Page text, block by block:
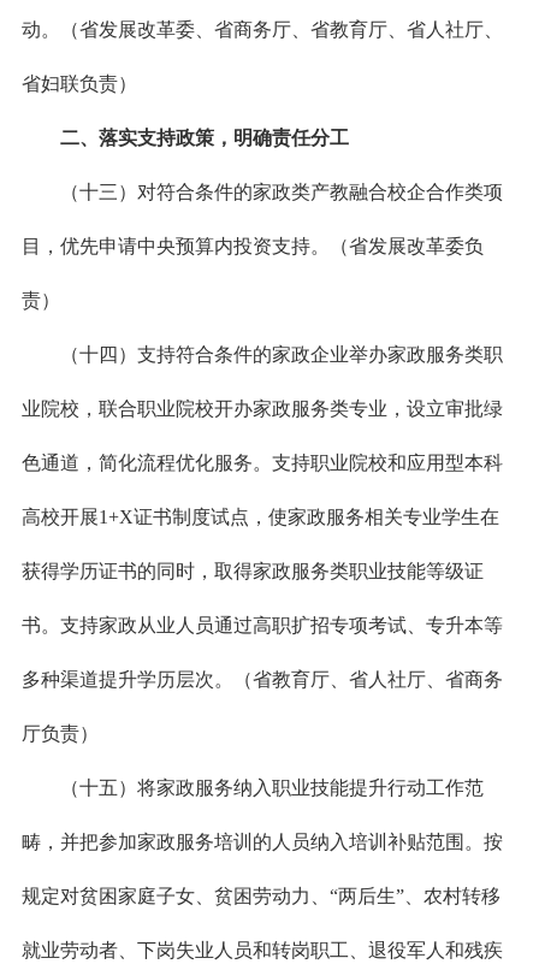
动。（省发展改革委、省商务厅、省教育厅、省人社厅、
省妇联负责）
二、落实支持政策，明确责任分工
（十三）对符合条件的家政类产教融合校企合作类项
目，优先申请中央预算内投资支持。（省发展改革委负
责）
（十四）支持符合条件的家政企业举办家政服务类职
业院校，联合职业院校开办家政服务类专业，设立审批绿
色通道，简化流程优化服务。支持职业院校和应用型本科
高校开展1+X证书制度试点，使家政服务相关专业学生在
获得学历证书的同时，取得家政服务类职业技能等级证
书。支持家政从业人员通过高职扩招专项考试、专升本等
多种渠道提升学历层次。（省教育厅、省人社厅、省商务
厅负责）
（十五）将家政服务纳入职业技能提升行动工作范
畴，并把参加家政服务培训的人员纳入培训补贴范围。按
规定对贫困家庭子女、贫困劳动力、“两后生”、农村转移
就业劳动者、下岗失业人员和转岗职工、退役军人和残疾